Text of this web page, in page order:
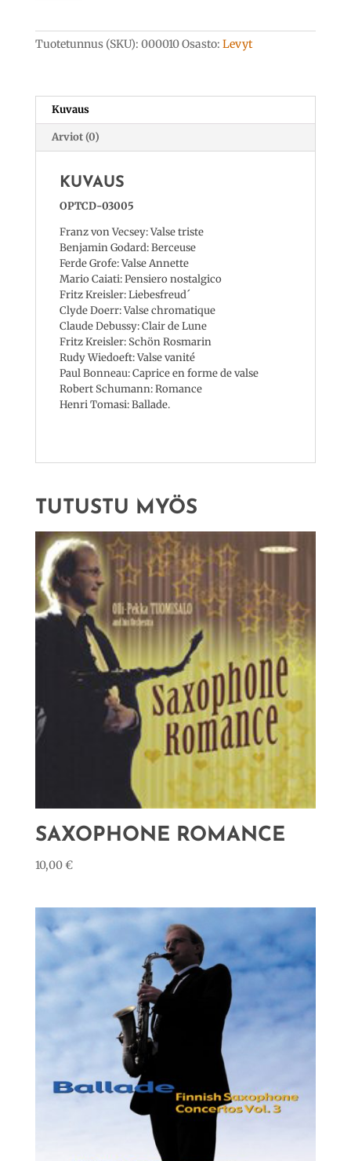
Tuotetunnus (SKU): 000010Osasto: Levyt
Kuvaus
Arviot (0)
KUVAUS
OPTCD-03005
Franz von Vecsey: Valse triste
Benjamin Godard: Berceuse
Ferde Grofe: Valse Annette
Mario Caiati: Pensiero nostalgico
Fritz Kreisler: Liebesfreud´
Clyde Doerr: Valse chromatique
Claude Debussy: Clair de Lune
Fritz Kreisler: Schön Rosmarin
Rudy Wiedoeft: Valse vanité
Paul Bonneau: Caprice en forme de valse
Robert Schumann: Romance
Henri Tomasi: Ballade.
TUTUSTU MYÖS
SAXOPHONE ROMANCE
10,00€